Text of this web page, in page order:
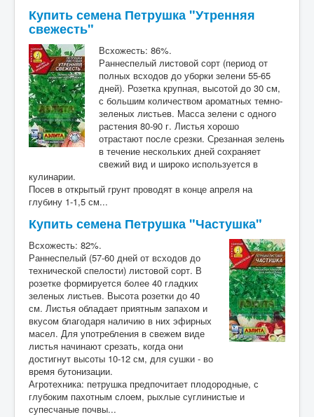
Купить семена Петрушка "Утренняя
свежесть"
Всхожесть: 86%.
Раннеспелый листовой сорт (период от
полных всходов до уборки зелени 55-65
дней). Розетка крупная, высотой до 30 см,
с большим количеством ароматных темно-
зеленых листьев. Масса зелени с одного
растения 80-90 г. Листья хорошо
отрастают после срезки. Срезанная зелень
в течение нескольких дней сохраняет
свежий вид и широко используется в
кулинарии.
Посев в открытый грунт проводят в конце апреля на
глубину 1-1,5 см...
Купить семена Петрушка "Частушка"
Всхожесть: 82%.
Раннеспелый (57-60 дней от всходов до
технической спелости) листовой сорт. В
розетке формируется более 40 гладких
зеленых листьев. Высота розетки до 40
см. Листья обладает приятным запахом и
вкусом благодаря наличию в них эфирных
масел. Для употребления в свежем виде
листья начинают срезать, когда они
достигнут высоты 10-12 см, для сушки - во
время бутонизации.
Агротехника: петрушка предпочитает плодородные, с
глубоким пахотным слоем, рыхлые суглинистые и
супесчаные почвы...